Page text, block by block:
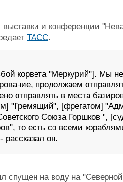
и конференции
ТАСС.
корвета "Меркурий"]. Мы
продолжаем
отправлять в места
"Гремящий", [фрегатом]
Союза Горшков ",
то есть со всеми
он.
спущен на воду на